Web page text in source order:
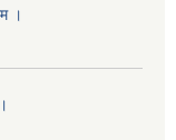
।